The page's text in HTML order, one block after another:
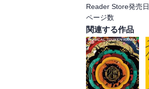
Reader Store発売日
ページ数
関連する作品